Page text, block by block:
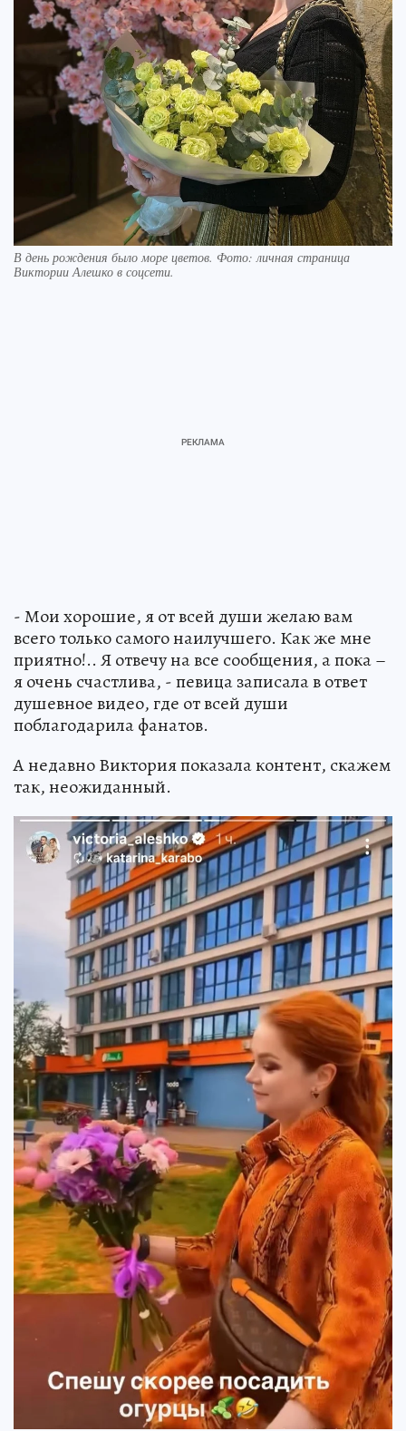
В день рождения было море цветов. Фото: личная страница
Виктории Алешко в соцсети.
- Мои хорошие, я от всей души желаю вам
всего только самого наилучшего. Как же мне
приятно!.. Я отвечу на все сообщения, а пока –
я очень счастлива, - певица записала в ответ
душевное видео, где от всей души
поблагодарила фанатов.
А недавно Виктория показала контент, скажем
так, неожиданный.